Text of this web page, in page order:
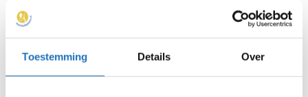
Toestemming Details Over
Lees verder
Omgaan met somberheid